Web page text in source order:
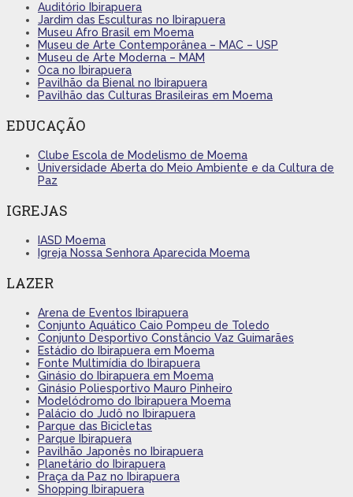
Auditório Ibirapuera
Jardim das Esculturas no Ibirapuera
Museu Afro Brasil em Moema
Museu de Arte Contemporânea – MAC – USP
Museu de Arte Moderna – MAM
Oca no Ibirapuera
Pavilhão da Bienal no Ibirapuera
Pavilhão das Culturas Brasileiras em Moema
EDUCAÇÃO
Clube Escola de Modelismo de Moema
Universidade Aberta do Meio Ambiente e da Cultura de
Paz
IGREJAS
IASD Moema
Igreja Nossa Senhora Aparecida Moema
LAZER
Arena de Eventos Ibirapuera
Conjunto Aquático Caio Pompeu de Toledo
Conjunto Desportivo Constâncio Vaz Guimarães
Estádio do Ibirapuera em Moema
Fonte Multimídia do Ibirapuera
Ginásio do Ibirapuera em Moema
Ginásio Poliesportivo Mauro Pinheiro
Modelódromo do Ibirapuera Moema
Palácio do Judô no Ibirapuera
Parque das Bicicletas
Parque Ibirapuera
Pavilhão Japonês no Ibirapuera
Planetário do Ibirapuera
Praça da Paz no Ibirapuera
Shopping Ibirapuera